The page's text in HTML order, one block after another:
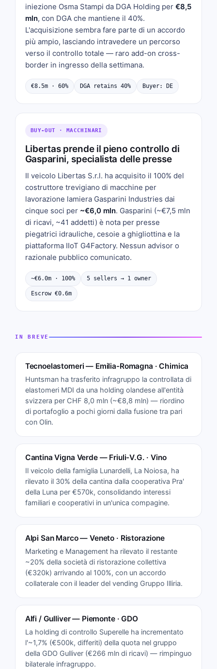
iniezione Osma Stampi da DGA Holding per €8,5
mln, con DGA che mantiene il 40%.
L'acquisizione sembra fare parte di un accordo
più ampio, lasciando intravedere un percorso
verso il controllo totale — raro add-on cross-
border in ingresso della settimana.
€8.5m · 60% DGA retains 40% Buyer: DE
BUY-OUT · MACCHINARI
Libertas prende il pieno controllo di
Gasparini, specialista delle presse
Il veicolo Libertas S.r.l. ha acquisito il 100% del
costruttore trevigiano di macchine per
lavorazione lamiera Gasparini Industries dai
cinque soci per ~€6,0 mln. Gasparini (~€7,5 mln
di ricavi, ~41 addetti) è nota per presse
piegatrici idrauliche, cesoie a ghigliottina e la
piattaforma IIoT G4Factory. Nessun advisor o
razionale pubblico comunicato.
~€6.0m · 100% 5 sellers → 1 owner
Escrow €0.6m
IN BREVE
Tecnoelastomeri — Emilia-Romagna · Chimica
Huntsman ha trasferito infragruppo la controllata di
elastomeri MDI da una holding olandese all'entità
svizzera per CHF 8,0 mln (~€8,8 mln) — riordino
di portafoglio a pochi giorni dalla fusione tra pari
con Olin.
Cantina Vigna Verde — Friuli-V.G. · Vino
Il veicolo della famiglia Lunardelli, La Noiosa, ha
rilevato il 30% della cantina dalla cooperativa Pra'
della Luna per €570k, consolidando interessi
familiari e cooperativi in un'unica compagine.
Alpi San Marco — Veneto · Ristorazione
Marketing e Management ha rilevato il restante
~20% della società di ristorazione collettiva
(€320k) arrivando al 100%, con un accordo
collaterale con il leader del vending Gruppo Illiria.
Alfi / Gulliver — Piemonte · GDO
La holding di controllo Superelle ha incrementato
l'~1,7% (€500k, differiti) della quota nel gruppo
della GDO Gulliver (€266 mln di ricavi) — rimpinguo
bilaterale infragruppo.